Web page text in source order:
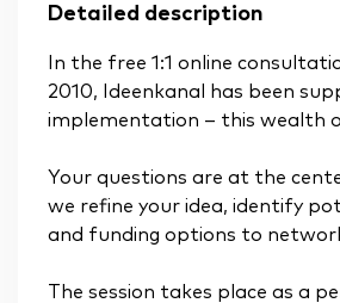
Detailed description
In the free 1:1 online
2010, Ideenkanal has been
implementation – this wealth
Your questions are at the
we refine your idea, identify
and funding options to
The session takes place as a